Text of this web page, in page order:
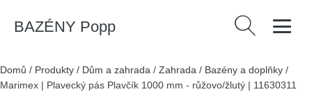
BAZÉNY Popp Vyhledávání
Domů / Produkty / Dům a zahrada / Zahrada / Bazény a doplňky /
Marimex | Plavecký pás Plavčík 1000 mm - růžovo/žlutý | 11630311